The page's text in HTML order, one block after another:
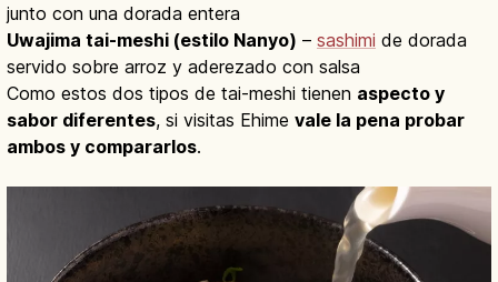
junto con una dorada entera
Uwajima tai-meshi (estilo Nanyo) – sashimi de dorada
servido sobre arroz y aderezado con salsa
Como estos dos tipos de tai-meshi tienen aspecto y
sabor diferentes, si visitas Ehime vale la pena probar
ambos y compararlos.